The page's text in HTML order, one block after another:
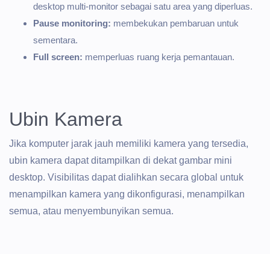
desktop multi-monitor sebagai satu area yang diperluas.
Pause monitoring: membekukan pembaruan untuk
sementara.
Full screen: memperluas ruang kerja pemantauan.
Ubin Kamera
Jika komputer jarak jauh memiliki kamera yang tersedia,
ubin kamera dapat ditampilkan di dekat gambar mini
desktop. Visibilitas dapat dialihkan secara global untuk
menampilkan kamera yang dikonfigurasi, menampilkan
semua, atau menyembunyikan semua.